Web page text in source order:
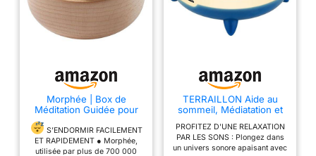
Morphée | Box de
Méditation Guidée pour
S'endormir Rapidement
et Dormir Profondément |
210 Séances Audio
Guidées pour S'endormir
S’ENDORMIR FACILEMENT
ET RAPIDEMENT ● Morphée,
utilisée par plus de 700 000
TERRAILLON Aide au
sommeil, Médiatation et
MEDITATION
PROFITEZ D'UNE RELAXATION
PAR LES SONS : Plongez dans
un univers sonore apaisant avec